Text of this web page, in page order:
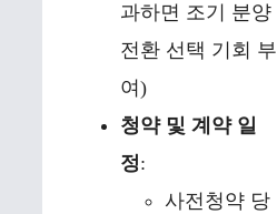
과하면 조기 분양
전환 선택 기회 부
여)
청약 및 계약 일
정:
사전청약 당